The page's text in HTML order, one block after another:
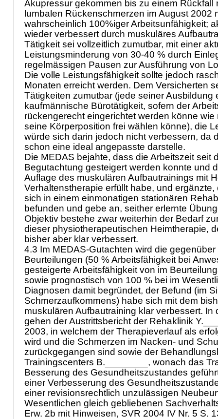
Akupressur gekommen bis zu einem Rückfall
lumbalen Rückenschmerzen im August 2002
wahrscheinlich 100%iger Arbeitsunfähigkeit;
wieder verbessert durch muskuläres
Tätigkeit sei vollzeitlich zumutbar, mit einer
Leistungsminderung von 30-40 % durch
regelmässigen Pausen zur Ausführung von
Die volle Leistungsfähigkeit sollte jedoch
Monaten erreicht werden. Dem Versicherten
Tätigkeiten zumutbar (jede seiner Ausbildung
kaufmännische Bürotätigkeit, sofern der
rückengerecht eingerichtet werden könne wie
seine Körperposition frei wählen könne), die
würde sich darin jedoch nicht verbessern, da
schon eine ideal angepasste darstelle.
Die MEDAS bejahte, dass die Arbeitszeit seit
Begutachtung gesteigert werden konnte und
Auflage des muskulären Aufbautrainings mit
Verhaltenstherapie erfüllt habe, und
sich in einem einmonatigen stationären
befunden und gebe an, seither erlernte
Objektiv bestehe zwar weiterhin der Bedarf
dieser physiotherapeutischen Heimtherapie,
bisher aber klar verbessert.
4.3 Im MEDAS-Gutachten wird die gegenüber
Beurteilungen (50 % Arbeitsfähigkeit bei
gesteigerte Arbeitsfähigkeit von im
sowie prognostisch von 100 % bei im
Diagnosen damit begründet, der Befund (im
Schmerzaufkommens) habe sich mit dem
muskulären Aufbautraining klar verbessert. In
gehen der Austrittsbericht der Rehaklinik
2003, in welchem der Therapieverlauf als
wird und die Schmerzen im Nacken- und
zurückgegangen sind sowie der
Trainingscenters B.________, wonach das
Besserung des Gesundheitszustandes
einer Verbesserung des
einer revisionsrechtlich unzulässigen
Wesentlichen gleich gebliebenen
Erw. 2b mit Hinweisen, SVR 2004 IV Nr. 5 S.